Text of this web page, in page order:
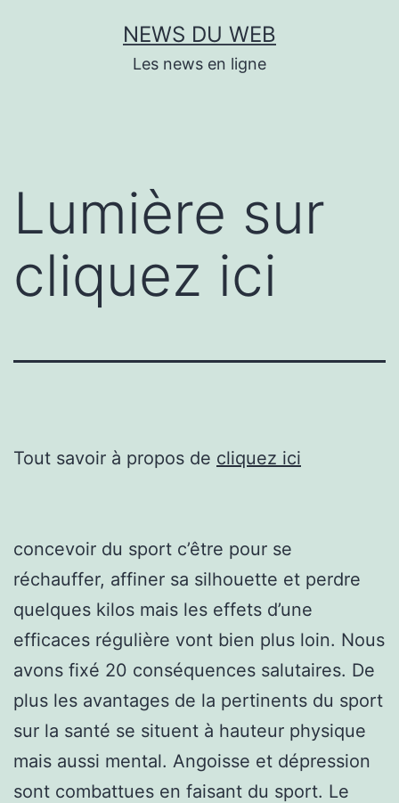
NEWS DU WEB
Les news en ligne
Lumière sur
cliquez ici
Tout savoir à propos de cliquez ici
concevoir du sport c’être pour se
réchauffer, affiner sa silhouette et perdre
quelques kilos mais les effets d’une
efficaces régulière vont bien plus loin. Nous
avons fixé 20 conséquences salutaires. De
plus les avantages de la pertinents du sport
sur la santé se situent à hauteur physique
mais aussi mental. Angoisse et dépression
sont combattues en faisant du sport. Le